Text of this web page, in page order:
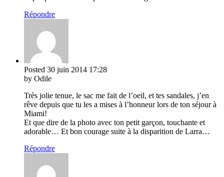
Répondre
Posted 30 juin 2014 17:28
by Odile
Très jolie tenue, le sac me fait de l’oeil, et tes sandales, j’en
rêve depuis que tu les a mises à l’honneur lors de ton séjour à
Miami!
Et que dire de la photo avec ton petit garçon, touchante et
adorable… Et bon courage suite à la disparition de Larra…
Répondre